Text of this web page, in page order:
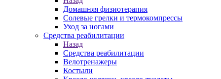
Домашняя физиотерапия
Солевые грелки и термокомпрессы
Уход за ногами
Средства реабилитации
Назад
Средства реабилитации
Велотренажеры
Костыли